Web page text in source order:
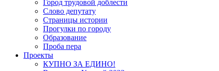
Город трудовой доблести
Слово депутату
Страницы истории
Прогулки по городу
Образование
Проба пера
Проекты
КУПНО ЗА ЕДИНО!